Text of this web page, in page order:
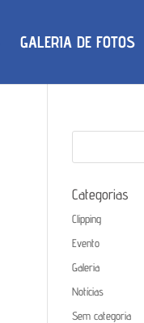
GALERIA DE FOTOS
Categorias
Clipping
Evento
Galeria
Notícias
Sem categoria